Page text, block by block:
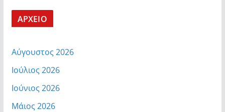
ΑΡΧΕΙΟ
Αύγουστος 2026
Ιούλιος 2026
Ιούνιος 2026
Μάιος 2026